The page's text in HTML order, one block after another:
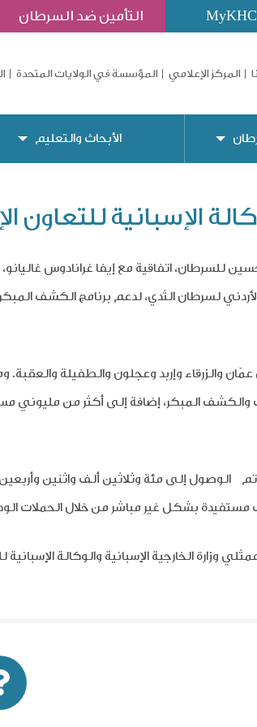
التأمين ضد السرطان
المركز الإعلامي المؤسسة في الولايات المتحدة
الأبحاث والتعليم
الإسبانية للتعاون
للسرطان، اتفاقية مع إيفا غرانادوس
الأردني لسرطان الثدي، لدعم برنامج الكشف
والزرقاء وإربد وعجلون والطفيلة
المبكر، إضافة إلى أكثر من مليوني
الوصول إلى مئة وثلاثين ألف واثنين وأربعين
مستفيدة بشكل غير مباشر من خلال الحملات
الخارجية الإسبانية والوكالة الإسبانية